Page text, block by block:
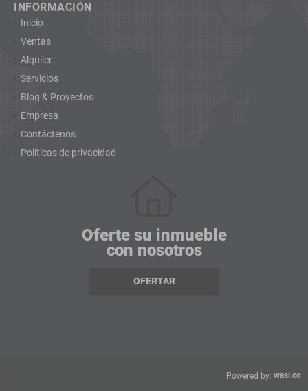
INFORMACIÓN
Inicio
Ventas
Alquiler
Servicios
Blog & Proyectos
Empresa
Contáctenos
Políticas de privacidad
Oferte su inmueble
con nosotros
OFERTAR
Powered by: wasi.co